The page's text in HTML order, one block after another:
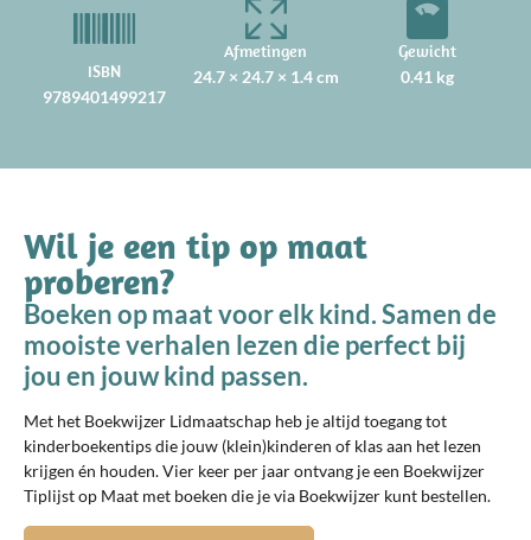
ISBN
9789401499217
Afmetingen
24.7 × 24.7 × 1.4 cm
Gewicht
0.41 kg
Wil je een tip op maat
proberen?
Boeken op maat voor elk kind. Samen de
mooiste verhalen lezen die perfect bij
jou en jouw kind passen.
Met het Boekwijzer Lidmaatschap heb je altijd toegang tot
kinderboekentips die jouw (klein)kinderen of klas aan het lezen
krijgen én houden. Vier keer per jaar ontvang je een Boekwijzer
Tiplijst op Maat met boeken die je via Boekwijzer kunt bestellen.